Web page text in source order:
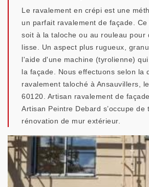
Le ravalement en crépi est une
un parfait ravalement de façade.
soit à la taloche ou au rouleau pour
lisse. Un aspect plus rugueux,
l'aide d'une machine (tyrolienne)
la façade. Nous effectuons selon la
ravalement taloché à Ansauvillers,
60120. Artisan ravalement de
Artisan Peintre Debard s’occupe
rénovation de mur extérieur.